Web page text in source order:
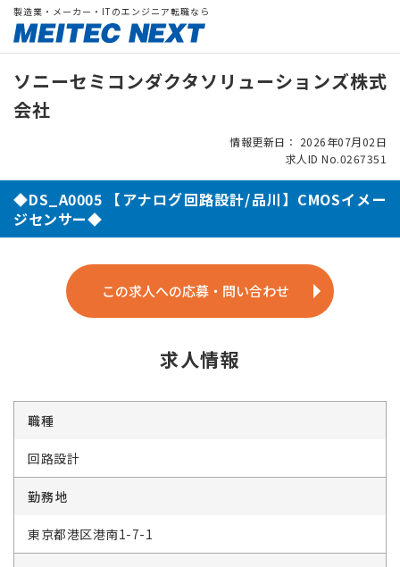
製造業・メーカー・ITのエンジニア転職なら
ソニーセミコンダクタソリューションズ株式
会社
情報更新日： 2026年07月02日
求人ID No.0267351
◆DS_A0005 【アナログ回路設計/品川】CMOSイメー
ジセンサー◆
この求人への応募・問い合わせ
求人情報
職種
回路設計
勤務地
東京都港区港南1-7-1